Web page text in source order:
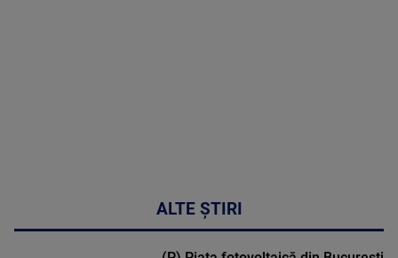
ALTE ȘTIRI